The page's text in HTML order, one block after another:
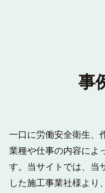
事
一口に労働安全衛生、
業種や仕事の内容によ
す。当サイトでは、当
した施工事業社様より